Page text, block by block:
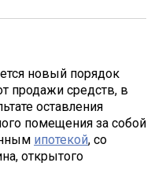
новый порядок
продажи средств, в
оставления
помещения за собой
ипотекой, со
открытого